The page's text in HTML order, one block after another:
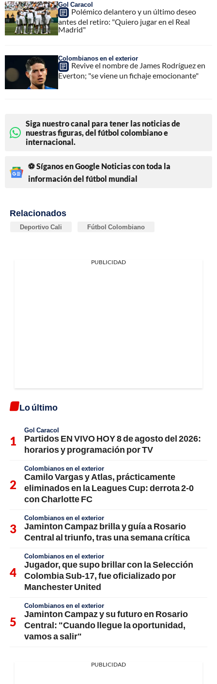
Gol Caracol
Polémico delantero y un último deseo
antes del retiro: "Quiero jugar en el Real
Madrid"
Colombianos en el exterior
Revive el nombre de James Rodríguez en
Everton; "se viene un fichaje emocionante"
Siga nuestro canal para tener las noticias de
nuestras figuras, del fútbol colombiano e
internacional.
⚽ Síganos en Google Noticias con toda la
información del fútbol mundial
Relacionados
Deportivo Cali Fútbol Colombiano
PUBLICIDAD
Lo último
Gol Caracol
Partidos EN VIVO HOY 8 de agosto del 2026:
horarios y programación por TV
Colombianos en el exterior
Camilo Vargas y Atlas, prácticamente
eliminados en la Leagues Cup: derrota 2-0
con Charlotte FC
Colombianos en el exterior
Jaminton Campaz brilla y guía a Rosario
Central al triunfo, tras una semana crítica
Colombianos en el exterior
Jugador, que supo brillar con la Selección
Colombia Sub-17, fue oficializado por
Manchester United
Colombianos en el exterior
Jaminton Campaz y su futuro en Rosario
Central: "Cuando llegue la oportunidad,
vamos a salir"
PUBLICIDAD